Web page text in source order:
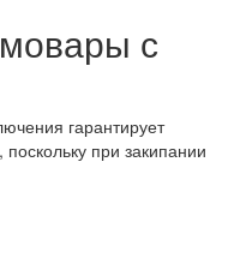
с
гарантирует
при закипании